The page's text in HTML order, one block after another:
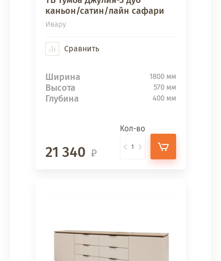
каньон/сатин/лайн сафари
Ивару
Сравнить
Ширина 1800 мм
Высота 570 мм
Глубина 400 мм
21 340
Кол-во